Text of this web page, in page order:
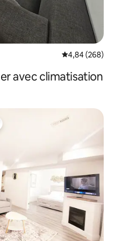
Note
4,84 (268)
avec climatisation
les plus aimés